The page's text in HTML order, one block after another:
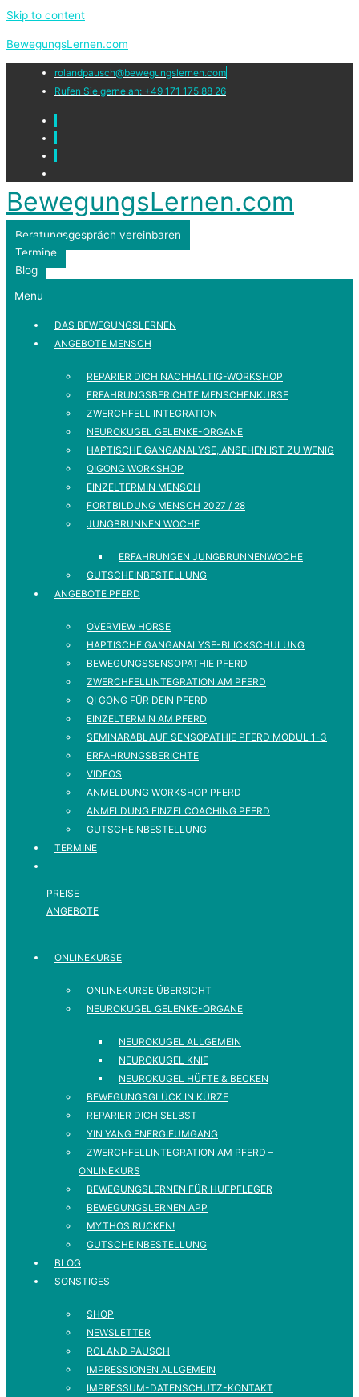
Skip to content
BewegungsLernen.com
rolandpausch@bewegungslernen.com
Rufen Sie gerne an: +49 171 175 88 26
BewegungsLernen.com
Beratungsgespräch vereinbaren
Termine
Blog
Menu
DAS BEWEGUNGSLERNEN
ANGEBOTE MENSCH
REPARIER DICH NACHHALTIG-WORKSHOP
ERFAHRUNGSBERICHTE MENSCHENKURSE
ZWERCHFELL INTEGRATION
NEUROKUGEL GELENKE-ORGANE
HAPTISCHE GANGANALYSE, ANSEHEN IST ZU WENIG
QIGONG WORKSHOP
EINZELTERMIN MENSCH
FORTBILDUNG MENSCH 2027 / 28
JUNGBRUNNEN WOCHE
ERFAHRUNGEN JUNGBRUNNENWOCHE
GUTSCHEINBESTELLUNG
ANGEBOTE PFERD
OVERVIEW HORSE
HAPTISCHE GANGANALYSE-BLICKSCHULUNG
BEWEGUNGSSENSOPATHIE PFERD
ZWERCHFELLINTEGRATION AM PFERD
QI GONG FÜR DEIN PFERD
EINZELTERMIN AM PFERD
SEMINARABLAUF SENSOPATHIE PFERD MODUL 1-3
ERFAHRUNGSBERICHTE
VIDEOS
ANMELDUNG WORKSHOP PFERD
ANMELDUNG EINZELCOACHING PFERD
GUTSCHEINBESTELLUNG
TERMINE
PREISE
ANGEBOTE
ONLINEKURSE
ONLINEKURSE ÜBERSICHT
NEUROKUGEL GELENKE-ORGANE
NEUROKUGEL ALLGEMEIN
NEUROKUGEL KNIE
NEUROKUGEL HÜFTE & BECKEN
BEWEGUNGSGLÜCK IN KÜRZE
REPARIER DICH SELBST
YIN YANG ENERGIEUMGANG
ZWERCHFELLINTEGRATION AM PFERD –
ONLINEKURS
BEWEGUNGSLERNEN FÜR HUFPFLEGER
BEWEGUNGSLERNEN APP
MYTHOS RÜCKEN!
GUTSCHEINBESTELLUNG
BLOG
SONSTIGES
SHOP
NEWSLETTER
ROLAND PAUSCH
IMPRESSIONEN ALLGEMEIN
IMPRESSUM-DATENSCHUTZ-KONTAKT